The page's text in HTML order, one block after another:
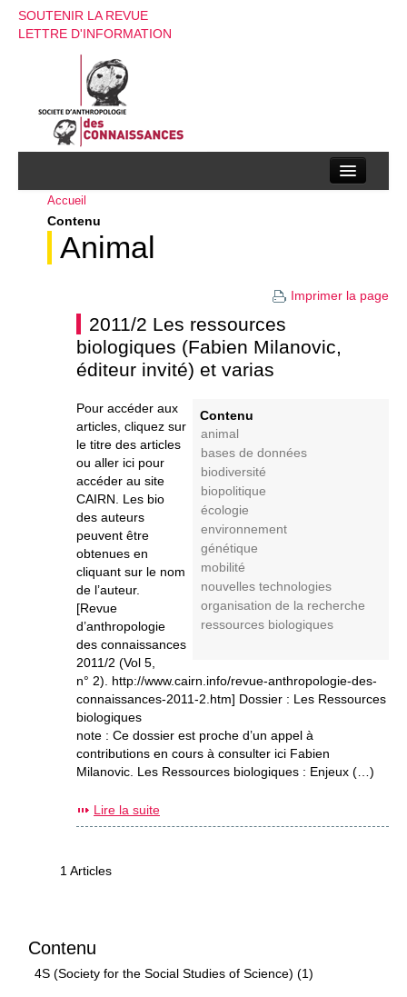
SOUTENIR LA REVUE
LETTRE D'INFORMATION
La société d’anthropologie des connaissances
La revue
Instructions aux auteurs
Accueil
Contenu
Animal
Imprimer la page
2011/2 Les ressources
biologiques (Fabien Milanovic,
éditeur invité) et varias
Contenu
animal
bases de données
biodiversité
biopolitique
écologie
environnement
génétique
mobilité
nouvelles technologies
organisation de la recherche
ressources biologiques
Pour accéder aux
articles, cliquez sur
le titre des articles
ou aller ici pour
accéder au site
CAIRN. Les bio
des auteurs
peuvent être
obtenues en
cliquant sur le nom
de l’auteur.
[Revue
d’anthropologie
des connaissances
2011/2 (Vol 5,
n° 2). http://www.cairn.info/revue-anthropologie-des-
connaissances-2011-2.htm] Dossier : Les Ressources
biologiques
note : Ce dossier est proche d’un appel à
contributions en cours à consulter ici Fabien
Milanovic. Les Ressources biologiques : Enjeux (…)
Lire la suite
1 Articles
Contenu
4S (Society for the Social Studies of Science) (1)